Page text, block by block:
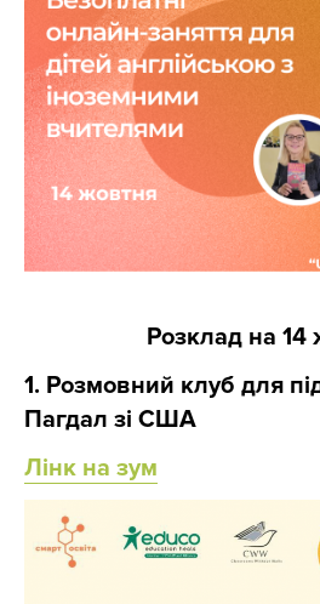
Розклад на 14
1. Розмовний клуб для
Пагдал зі США
Лінк на зум